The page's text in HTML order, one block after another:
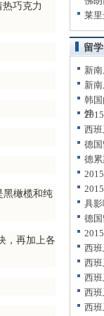
巧克力
橄榄和纯
，再加上各
莱
留
新
新
韩
饽
西
德
德
具
德
西
西
西
西
西